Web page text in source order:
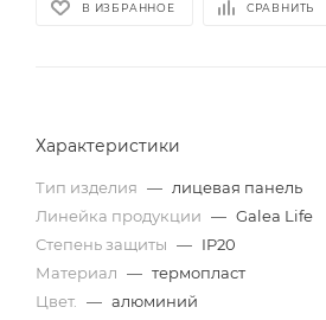
В ИЗБРАННОЕ СРАВНИТЬ
Характеристики
Тип изделия — лицевая панель
Линейка продукции — Galea Life
Степень защиты — IP20
Материал — термопласт
Цвет.
— алюминий